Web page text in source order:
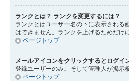
ランクとは？ ランクを変更するには？
ランクとはユーザー名の下に表示される
はできません。ランクを上げるためだけ
ページトップ
メールアイコンをクリックするとログイ
登録ユーザーのみ、そして管理人が掲示
ページトップ